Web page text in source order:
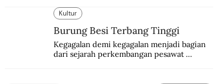
Kultur
Burung Besi Terbang Tinggi
Kegagalan demi kegagalan menjadi bagian
dari sejarah perkembangan pesawat